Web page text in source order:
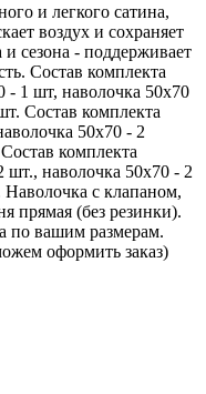
и легкого сатина,
воздух и сохраняет
сезона - поддерживает
Состав комплекта
- 1 шт, наволочка 50х70
Состав комплекта
50х70 - 2
комплекта
наволочка 50х70 - 2
с клапаном,
прямая (без резинки).
по вашим размерам.
оформить заказ)